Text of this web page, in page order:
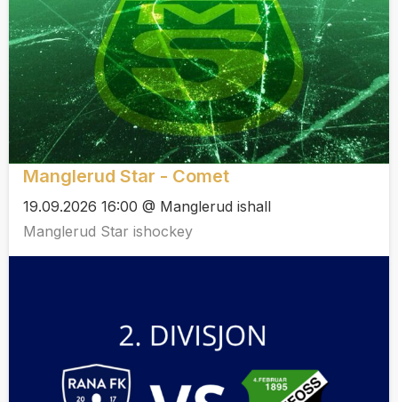
Manglerud Star - Comet
19.09.2026 16:00 @ Manglerud ishall
Manglerud Star ishockey